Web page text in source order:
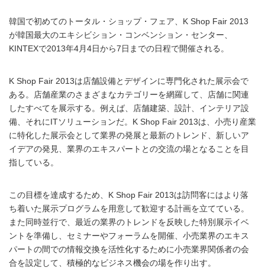
韓国で初めてのトータル・ショップ・フェア、K Shop Fair 2013
が韓国最大のエキシビション・コンベンション・センター、
KINTEXで2013年4月4日から7日までの日程で開催される。
K Shop Fair 2013は店舗設備とデザインに専門化された展示会で
ある。店舗産業のさまざまなカテゴリーを網羅して、店舗に関連
したすべてを展示する。例えば、店舗建築、設計、インテリア設
備、それにITソリューションだ。K Shop Fair 2013は、小売り産業
に特化した展示会として業界の発展と最新のトレンド、新しいア
イデアの発見、業界のエキスパートとの交流の場となることを目
指している。
この目標を達成するため、K Shop Fair 2013は訪問客にはより落
ち着いた展示プログラムを用意して歓迎する計画を立てている。
また同時並行で、最近の業界のトレンドを反映した特別展示イベ
ントを準備し、セミナーやフォーラムを開催、小売業界のエキス
パートの間での情報交換を活性化するために小売業界関係者の会
合を設定して、積極的なビジネス機会の場を作り出す。